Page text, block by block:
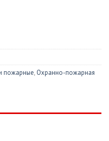
пожарные, Охранно-пожарная